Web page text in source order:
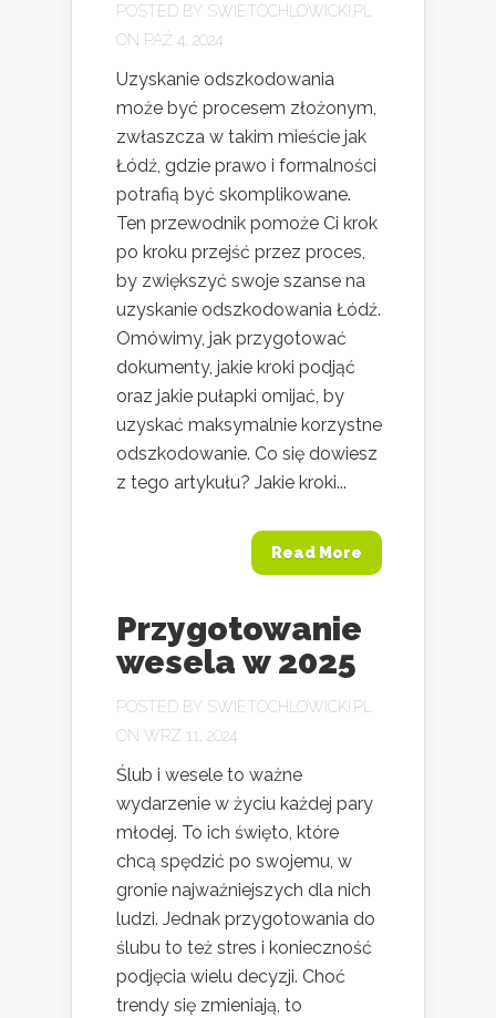
POSTED BY SWIETOCHLOWICKI.PL
ON PAŹ 4, 2024
Uzyskanie odszkodowania
może być procesem złożonym,
zwłaszcza w takim mieście jak
Łódź, gdzie prawo i formalności
potrafią być skomplikowane.
Ten przewodnik pomoże Ci krok
po kroku przejść przez proces,
by zwiększyć swoje szanse na
uzyskanie odszkodowania Łódź.
Omówimy, jak przygotować
dokumenty, jakie kroki podjąć
oraz jakie pułapki omijać, by
uzyskać maksymalnie korzystne
odszkodowanie. Co się dowiesz
z tego artykułu? Jakie kroki...
Read More
Przygotowanie
wesela w 2025
POSTED BY SWIETOCHLOWICKI.PL
ON WRZ 11, 2024
Ślub i wesele to ważne
wydarzenie w życiu każdej pary
młodej. To ich święto, które
chcą spędzić po swojemu, w
gronie najważniejszych dla nich
ludzi. Jednak przygotowania do
ślubu to też stres i konieczność
podjęcia wielu decyzji. Choć
trendy się zmieniają, to